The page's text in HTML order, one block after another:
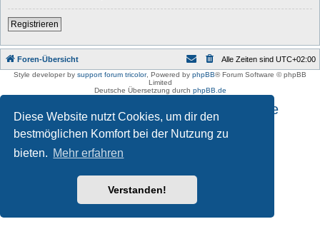
Diese Website nutzt Cookies, um dir den
bestmöglichen Komfort bei der Nutzung zu
bieten. Mehr erfahren
Verstanden!
Registrieren
Foren-Übersicht Alle Zeiten sind UTC+02:00
Style developer by support forum tricolor, Powered by phpBB® Forum Software © phpBB
Limited
Deutsche Übersetzung durch phpBB.de
Impressum und Datenschutzhinweise